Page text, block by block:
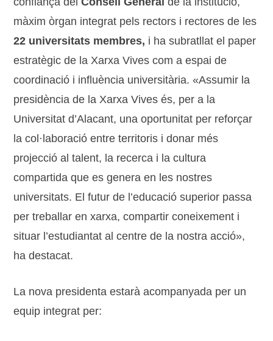
màxim òrgan integrat pels rectors i rectores de les
22 universitats membres, i ha subratllat el paper
estratègic de la Xarxa Vives com a espai de
coordinació i influència universitària. «Assumir la
presidència de la Xarxa Vives és, per a la
Universitat d’Alacant, una oportunitat per reforçar
la col·laboració entre territoris i donar més
projecció al talent, la recerca i la cultura
compartida que es genera en les nostres
universitats. El futur de l’educació superior passa
per treballar en xarxa, compartir coneixement i
situar l’estudiantat al centre de la nostra acció»,
ha destacat.
La nova presidenta estarà acompanyada per un
equip integrat per: